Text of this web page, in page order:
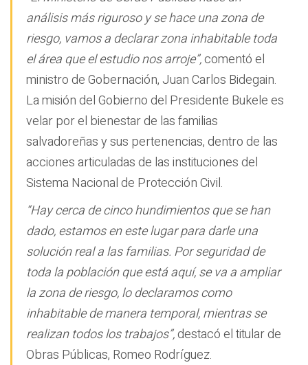
análisis más riguroso y se hace una zona de
riesgo, vamos a declarar zona inhabitable toda
el área que el estudio nos arroje”,comentó el
ministro de Gobernación, Juan Carlos Bidegain.
La misión del Gobierno del Presidente Bukele es
velar por el bienestar de las familias
salvadoreñas y sus pertenencias, dentro de las
acciones articuladas de las instituciones del
Sistema Nacional de Protección Civil.
“Hay cerca de cinco hundimientos que se han
dado, estamos en este lugar para darle una
solución real a las familias. Por seguridad de
toda la población que está aquí, se va a ampliar
la zona de riesgo, lo declaramos como
inhabitable de manera temporal, mientras se
realizan todos los trabajos”,destacó el titular de
Obras Públicas, Romeo Rodríguez.